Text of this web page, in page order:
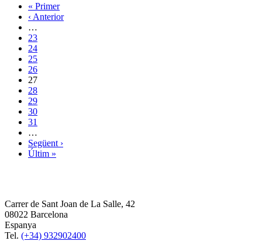
« Primer
‹ Anterior
…
23
24
25
26
27
28
29
30
31
…
Següent ›
Últim »
Carrer de Sant Joan de La Salle, 42
08022 Barcelona
Espanya
Tel. (+34) 932902400